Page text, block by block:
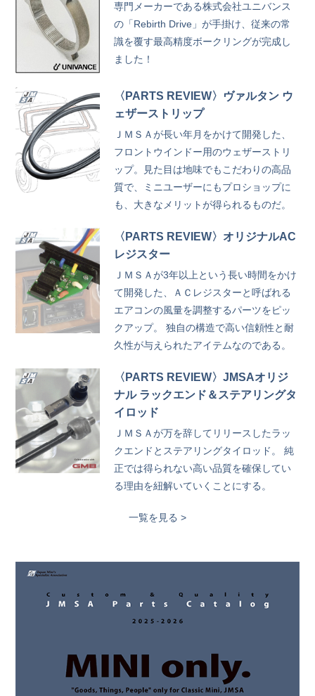
専門メーカーである株式会社ユニバンス
の「Rebirth Drive」が手掛け、従来の常
識を覆す最高精度ボークリングが完成し
ました！
〈PARTS REVIEW〉ヴァルタン ウ
ェザーストリップ
ＪＭＳＡが長い年月をかけて開発した、
フロントウインドー用のウェザーストリ
ップ。見た目は地味でもこだわりの高品
質で、ミニユーザーにもプロショップに
も、大きなメリットが得られるものだ。
〈PARTS REVIEW〉オリジナルAC
レジスター
ＪＭＳＡが3年以上という長い時間をかけ
て開発した、ＡＣレジスターと呼ばれる
エアコンの風量を調整するパーツをピッ
クアップ。 独自の構造で高い信頼性と耐
久性が与えられたアイテムなのである。
〈PARTS REVIEW〉JMSAオリジ
ナル ラックエンド＆ステアリングタ
イロッド
ＪＭＳＡが万を辞してリリースしたラッ
クエンドとステアリングタイロッド。 純
正では得られない高い品質を確保してい
る理由を紐解いていくことにする。
一覧を見る >